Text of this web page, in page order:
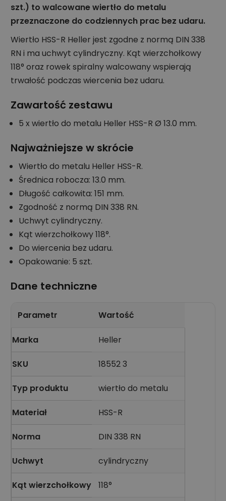
szt.) to walcowane wiertło do metalu
przeznaczone do codziennych prac bez udaru.
Wiertło HSS-R Heller jest zgodne z normą DIN 338
RN i ma uchwyt cylindryczny. Kąt wierzchołkowy
118° oraz rowek spiralny walcowany wspierają
trwałość podczas wiercenia bez udaru.
Zawartość zestawu
5 x wiertło do metalu Heller HSS-R Ø 13.0 mm.
Najważniejsze w skrócie
Wiertło do metalu Heller HSS-R.
Średnica robocza: 13.0 mm.
Długość całkowita: 151 mm.
Zgodność z normą DIN 338 RN.
Uchwyt cylindryczny.
Kąt wierzchołkowy 118°.
Do wiercenia bez udaru.
Opakowanie: 5 szt.
Dane techniczne
Parametr Wartość
Marka Heller
SKU 18552 3
Typ produktu wiertło do metalu
Materiał HSS-R
Norma DIN 338 RN
Uchwyt cylindryczny
Kąt wierzchołkowy 118°